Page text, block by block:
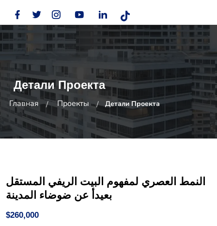
Детали Проекта
Главная Проекты Детали Проекта
النمط العصري لمفهوم البيت الريفي المستقل
بعيدأ عن ضوضاء المدينة
$260,000